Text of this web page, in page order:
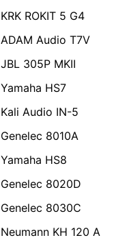
KRK ROKIT 5 G4
ADAM Audio T7V
JBL 305P MKII
Yamaha HS7
Kali Audio IN-5
Genelec 8010A
Yamaha HS8
Genelec 8020D
Genelec 8030C
Neumann KH 120 A